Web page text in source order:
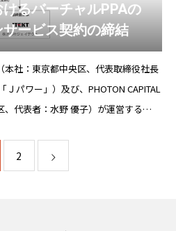
るバーチャルPPAの
ービス契約の締結
本社：東京都中央区、代表取締役社長
パワー」）及び、PHOTON CAPITAL
代表者：水野 優子）が運営する
2